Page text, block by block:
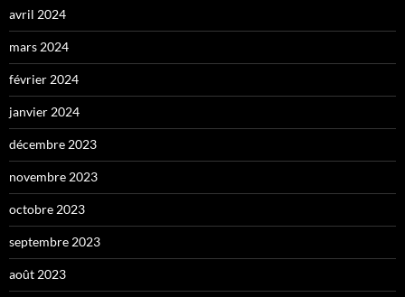
avril 2024
mars 2024
février 2024
janvier 2024
décembre 2023
novembre 2023
octobre 2023
septembre 2023
août 2023